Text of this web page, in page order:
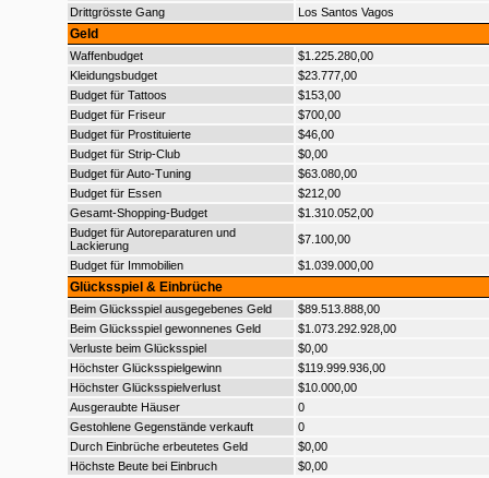
Drittgrösste Gang
Los Santos Vagos
Geld
Waffenbudget
$1.225.280,00
Kleidungsbudget
$23.777,00
Budget für Tattoos
$153,00
Budget für Friseur
$700,00
Budget für Prostituierte
$46,00
Budget für Strip-Club
$0,00
Budget für Auto-Tuning
$63.080,00
Budget für Essen
$212,00
Gesamt-Shopping-Budget
$1.310.052,00
Budget für Autoreparaturen und
Lackierung
$7.100,00
Budget für Immobilien
$1.039.000,00
Glücksspiel & Einbrüche
Beim Glücksspiel ausgegebenes Geld
$89.513.888,00
Beim Glücksspiel gewonnenes Geld
$1.073.292.928,00
Verluste beim Glücksspiel
$0,00
Höchster Glücksspielgewinn
$119.999.936,00
Höchster Glücksspielverlust
$10.000,00
Ausgeraubte Häuser
0
Gestohlene Gegenstände verkauft
0
Durch Einbrüche erbeutetes Geld
$0,00
Höchste Beute bei Einbruch
$0,00